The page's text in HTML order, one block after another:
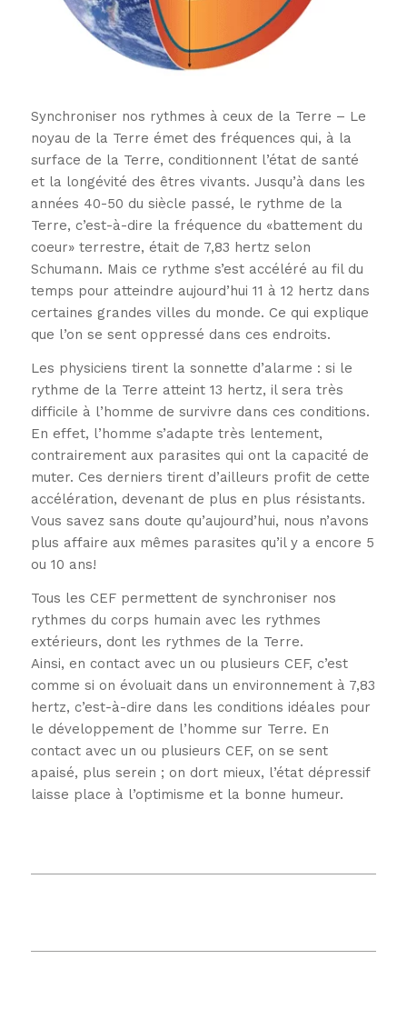
Synchroniser nos rythmes à ceux de la Terre – Le
noyau de la Terre émet des fréquences qui, à la
surface de la Terre, conditionnent l’état de santé
et la longévité des êtres vivants. Jusqu’à dans les
années 40-50 du siècle passé, le rythme de la
Terre, c’est-à-dire la fréquence du «battement du
coeur» terrestre, était de 7,83 hertz selon
Schumann. Mais ce rythme s’est accéléré au fil du
temps pour atteindre aujourd’hui 11 à 12 hertz dans
certaines grandes villes du monde. Ce qui explique
que l’on se sent oppressé dans ces endroits.
Les physiciens tirent la sonnette d’alarme : si le
rythme de la Terre atteint 13 hertz, il sera très
difficile à l’homme de survivre dans ces conditions.
En effet, l’homme s’adapte très lentement,
contrairement aux parasites qui ont la capacité de
muter. Ces derniers tirent d’ailleurs profit de cette
accélération, devenant de plus en plus résistants.
Vous savez sans doute qu’aujourd’hui, nous n’avons
plus affaire aux mêmes parasites qu’il y a encore 5
ou 10 ans!
Tous les CEF permettent de synchroniser nos
rythmes du corps humain avec les rythmes
extérieurs, dont les rythmes de la Terre.
Ainsi, en contact avec un ou plusieurs CEF, c’est
comme si on évoluait dans un environnement à 7,83
hertz, c’est-à-dire dans les conditions idéales pour
le développement de l’homme sur Terre. En
contact avec un ou plusieurs CEF, on se sent
apaisé, plus serein ; on dort mieux, l’état dépressif
laisse place à l’optimisme et la bonne humeur.